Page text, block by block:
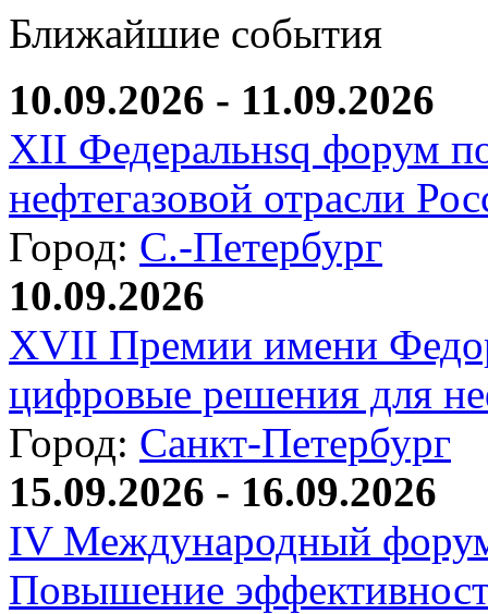
Ближайшие события
10.09.2026 - 11.09.2026
XII Федеральнsq форум
нефтегазовой отрасли
Город: С.-Петербург
10.09.2026
XVII Премии имени
цифровые решения для
Город: Санкт-Петербург
15.09.2026 - 16.09.2026
IV Международный
Повышение